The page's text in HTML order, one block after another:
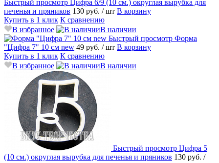
Быстрый просмотр
Цифра 6/9 (10 см.) округлая вырубка для
печенья и пряников 130 руб. / шт В корзину
Купить в 1 клик К сравнению
В избранное
В наличии
Быстрый просмотр Форма
"Цифра 7" 10 см new 49 руб. / шт В корзину
Купить в 1 клик К сравнению
В избранное
В наличии
Быстрый просмотр Цифра 5
(10 см.) округлая вырубка для печенья и пряников 130 руб. /